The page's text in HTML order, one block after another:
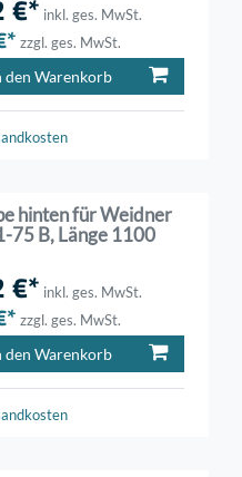
€* inkl. ges. MwSt.
zzgl. ges. MwSt.
den Warenkorb
hinten für Weidner
75 B, Länge 1100
€* inkl. ges. MwSt.
zzgl. ges. MwSt.
den Warenkorb